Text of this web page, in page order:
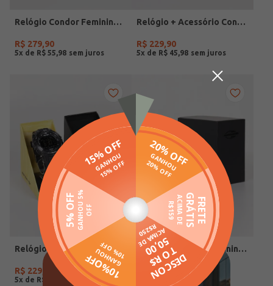
Relógio Condor Feminino DOURADO
R$ 279,90
5x de R$ 55 98
Relógio + Acessório Condor Feminino PRATA
R$ 229,90
5x de R$ 45 98
Relógio Mormaii Masculino PRETO
R$ 229
5x de R$ 98
Relógio Mormaii Feminino PRATA
299,90
x deR$ ,98